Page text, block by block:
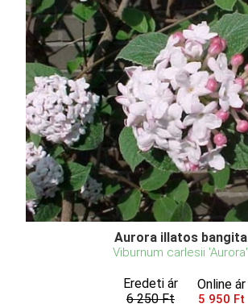
Aurora illatos bangita
Viburnum carlesii 'Aurora'
Eredeti ár
6 250 Ft
Online ár
5 950 Ft